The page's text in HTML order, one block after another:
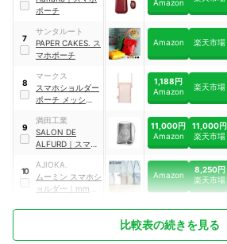
ポーチ
Amazon
7
サンタルート
PAPER CAKES. ス
マホポーチ
Amazon 楽天市場
8
マークス
スマホショルダー
ポーチ メッシュコ
MSH-PO10
1,188円
Amazon
楽天市場
9
満田工業
SALON DE
ALFURD ｜ スマイ
11,000円
Amazon
11,000円
楽天市場
10
AJIOKA.
ムーミン スマホシ
ョルダー
mmo-
Amazon
8,250円
楽天市場
比較表の続きを見る